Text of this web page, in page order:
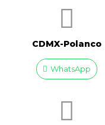
CDMX-Polanco
WhatsApp